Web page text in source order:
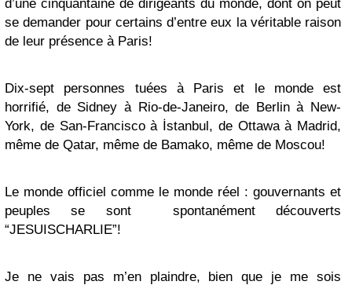
d’une cinquantaine de dirigeants du monde, dont on peut
se demander pour certains d’entre eux la véritable raison
de leur présence à Paris!
Dix-sept personnes tuées à Paris et le monde est
horrifié, de Sidney à Rio-de-Janeiro, de Berlin à New-
York, de San-Francisco à İstanbul, de Ottawa à Madrid,
même de Qatar, même de Bamako, même de Moscou!
Le monde officiel comme le monde réel : gouvernants et
peuples se sont spontanément découverts
“JESUISCHARLIE”!
Je ne vais pas m’en plaindre, bien que je me sois